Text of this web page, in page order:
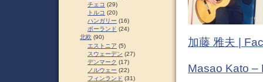
加藤 雅夫 |
Masao Kato –
チェコ (29)
トルコ (20)
ハンガリー (16)
ポーランド (24)
北欧 (90)
エストニア (5)
スウェーデン (27)
デンマーク (17)
ノルウェー (22)
フィンランド (31)